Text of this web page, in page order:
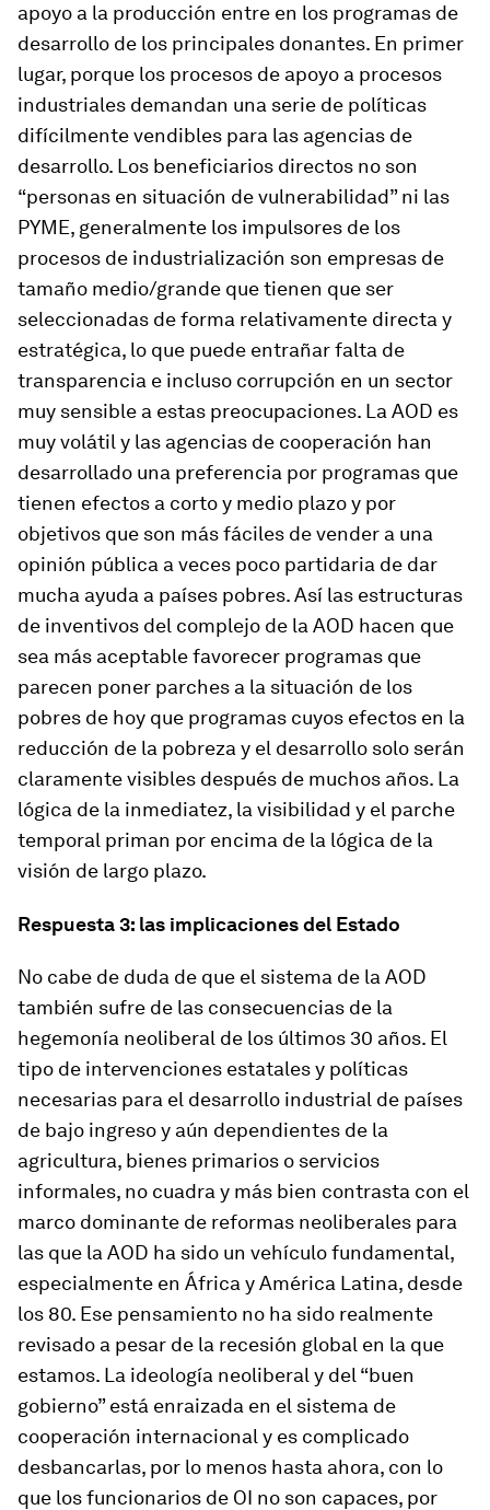
apoyo a la producción entre en los programas de
desarrollo de los principales donantes. En primer
lugar, porque los procesos de apoyo a procesos
industriales demandan una serie de políticas
difícilmente vendibles para las agencias de
desarrollo. Los beneficiarios directos no son
“personas en situación de vulnerabilidad” ni las
PYME, generalmente los impulsores de los
procesos de industrialización son empresas de
tamaño medio/grande que tienen que ser
seleccionadas de forma relativamente directa y
estratégica, lo que puede entrañar falta de
transparencia e incluso corrupción en un sector
muy sensible a estas preocupaciones. La AOD es
muy volátil y las agencias de cooperación han
desarrollado una preferencia por programas que
tienen efectos a corto y medio plazo y por
objetivos que son más fáciles de vender a una
opinión pública a veces poco partidaria de dar
mucha ayuda a países pobres. Así las estructuras
de inventivos del complejo de la AOD hacen que
sea más aceptable favorecer programas que
parecen poner parches a la situación de los
pobres de hoy que programas cuyos efectos en la
reducción de la pobreza y el desarrollo solo serán
claramente visibles después de muchos años. La
lógica de la inmediatez, la visibilidad y el parche
temporal priman por encima de la lógica de la
visión de largo plazo.
Respuesta 3: las implicaciones del Estado
No cabe de duda de que el sistema de la AOD
también sufre de las consecuencias de la
hegemonía neoliberal de los últimos 30 años. El
tipo de intervenciones estatales y políticas
necesarias para el desarrollo industrial de países
de bajo ingreso y aún dependientes de la
agricultura, bienes primarios o servicios
informales, no cuadra y más bien contrasta con el
marco dominante de reformas neoliberales para
las que la AOD ha sido un vehículo fundamental,
especialmente en África y América Latina, desde
los 80. Ese pensamiento no ha sido realmente
revisado a pesar de la recesión global en la que
estamos. La ideología neoliberal y del “buen
gobierno” está enraizada en el sistema de
cooperación internacional y es complicado
desbancarlas, por lo menos hasta ahora, con lo
que los funcionarios de OI no son capaces, por